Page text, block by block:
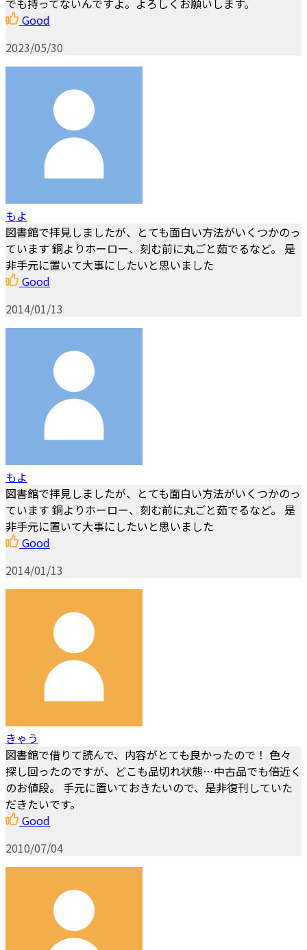
でも持ってないんですよ。よろしくお願いします。
Good
2023/05/30
もよ
図書館で拝見しましたが、とても面白い方法がいくつかのっ
ています 銅よりホーロー、刻む前に丸ごと茹でるなど。 是
非手元に置いて大事にしたいと思いました
Good
2014/01/13
もよ
図書館で拝見しましたが、とても面白い方法がいくつかのっ
ています 銅よりホーロー、刻む前に丸ごと茹でるなど。 是
非手元に置いて大事にしたいと思いました
Good
2014/01/13
きゃう
図書館で借りて読んで、内容がとても良かったので！ 色々
探し回ったのですが、どこも品切れ状態…中古品でも倍近く
のお値段。 手元に置いておきたいので、是非復刊していた
だきたいです。
Good
2010/07/04